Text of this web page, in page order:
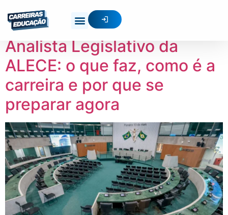
Categoria:Dica
Analista Legislativo da
ALECE: o que faz, como é a
carreira e por que se
preparar agora